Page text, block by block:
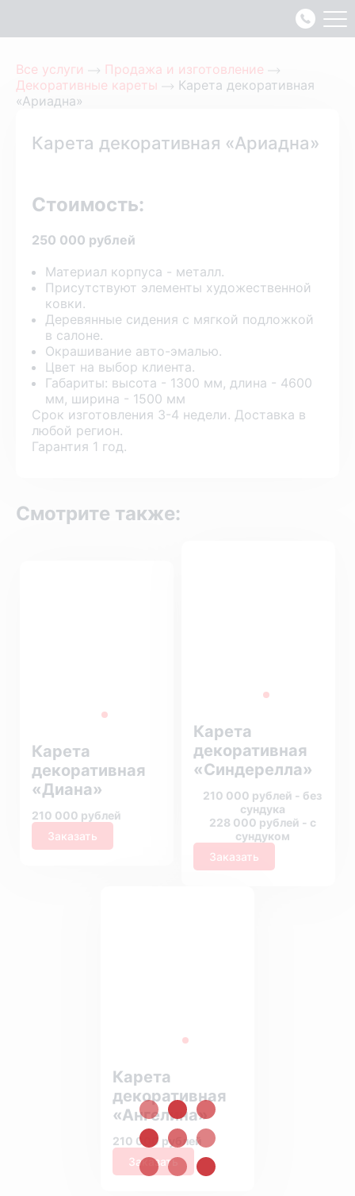
Все услуги
Продажа и изготовление
Декоративные кареты
Карета декоративная
«Ариадна»
Карета декоративная «Ариадна»
Стоимость:
250 000 рублей
Материал корпуса - металл.
Присутствуют элементы художественной
ковки.
Деревянные сидения с мягкой подложкой
в салоне.
Окрашивание авто-эмалью.
Цвет на выбор клиента.
Габариты: высота - 1300 мм, длина - 4600
мм, ширина - 1500 мм
Срок изготовления 3-4 недели. Доставка в
любой регион.
Гарантия 1 год.
Смотрите также:
Карета
декоративная
«Диана»
210 000 рублей
Заказать
Карета
декоративная
«Синдерелла»
210 000 рублей - без
сундука
228 000 рублей - с
сундуком
Заказать
Карета
декоративная
«Ангелина»
210 000 рублей
Заказать